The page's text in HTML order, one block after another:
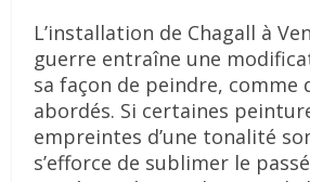
L’installation de Chagall à
guerre entraîne une
sa façon de peindre, comme
abordés. Si certaines
empreintes d’une tonalité
s’efforce de sublimer le